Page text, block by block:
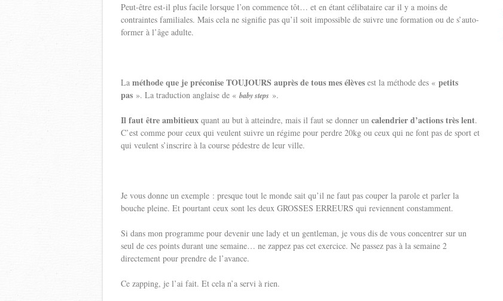
Peut-être est-il plus facile lorsque l’on commence tôt… et en étant célibataire car il y a moins de
contraintes familiales. Mais cela ne signifie pas qu’il soit impossible de suivre une formation ou de s’auto-
former à l’âge adulte.
La méthode que je préconise TOUJOURS auprès de tous mes élèves est la méthode des « petits
pas ». La traduction anglaise de « baby steps ».
Il faut être ambitieux quant au but à atteindre, mais il faut se donner un calendrier d’actions très lent.
C’est comme pour ceux qui veulent suivre un régime pour perdre 20kg ou ceux qui ne font pas de sport et
qui veulent s’inscrire à la course pédestre de leur ville.
Je vous donne un exemple : presque tout le monde sait qu’il ne faut pas couper la parole et parler la
bouche pleine. Et pourtant ceux sont les deux GROSSES ERREURS qui reviennent constamment.
Si dans mon programme pour devenir une lady et un gentleman, je vous dis de vous concentrer sur un
seul de ces points durant une semaine… ne zappez pas cet exercice. Ne passez pas à la semaine 2
directement pour prendre de l’avance.
Ce zapping, je l’ai fait. Et cela n’a servi à rien.